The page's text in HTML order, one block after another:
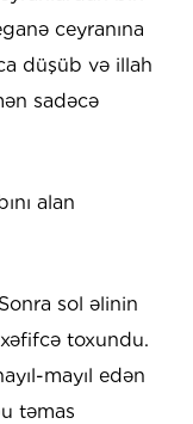
ceyranına
düşüb və illah
sadəcə
alan
sol əlinin
toxundu.
mayıl edən
təmas